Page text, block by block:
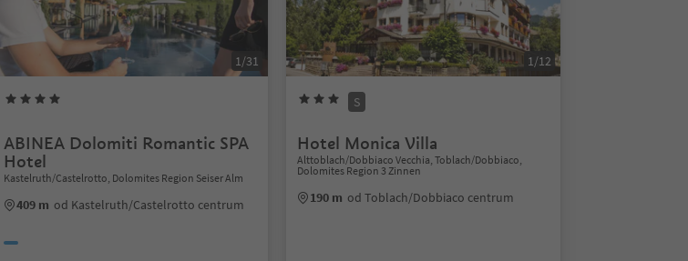
1/31
ABINEA Dolomiti Romantic SPA
Hotel
Kastelruth/Castelrotto, Dolomites Region Seiser Alm
409 m od Kastelruth/Castelrotto centrum
1/12
S
Hotel Monica Villa
Alttoblach/Dobbiaco Vecchia, Toblach/Dobbiaco,
Dolomites Region 3 Zinnen
190 m od Toblach/Dobbiaco centrum